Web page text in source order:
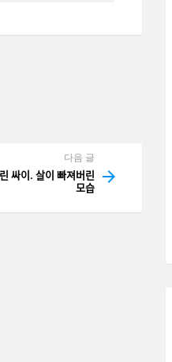
다음 글
싸이. 살이 빠져버린
모습